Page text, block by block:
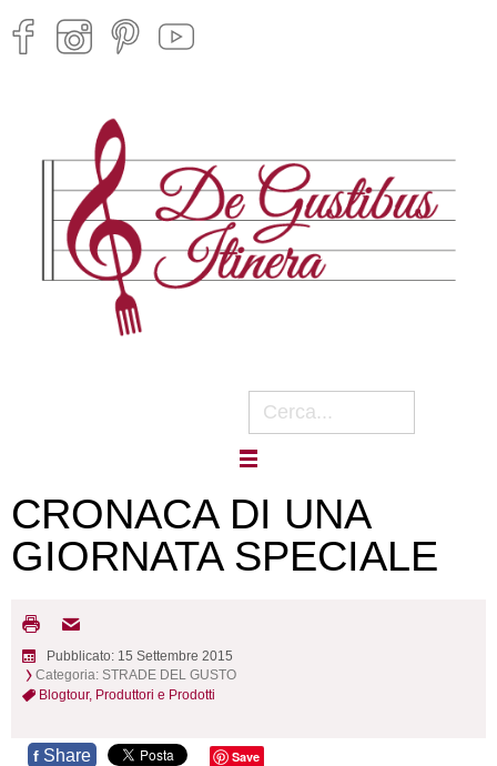
CRONACA DI UNA
GIORNATA SPECIALE
Pubblicato: 15 Settembre 2015
Categoria: STRADE DEL GUSTO
Blogtour, Produttori e Prodotti
f Share Save